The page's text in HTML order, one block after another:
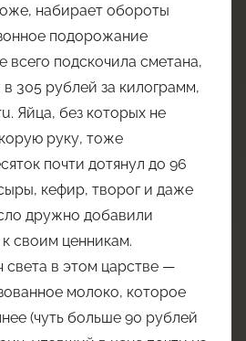
набирает обороты
подорожание
всего подскочила сметана,
305 рублей за килограмм,
Яйца, без которых не
руку, тоже
почти дотянул до 96
кефир, творог и даже
дружно добавили
своим ценникам.
света в этом царстве —
молоко, которое
(чуть больше 90 рублей